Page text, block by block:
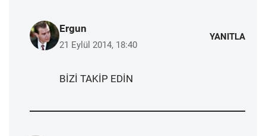
Ergun
21 Eylül 2014, 18:40
YANITLA
BİZİ TAKİP EDİN